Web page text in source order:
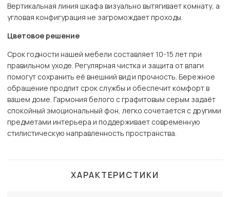
Вертикальная линия шкафа визуально вытягивает комнату, а
угловая конфигурация не загромождает проходы.
Цветовое решение
Срок годности нашей мебели составляет 10-15 лет при
правильном уходе. Регулярная чистка и защита от влаги
помогут сохранить её внешний вид и прочность. Бережное
обращение продлит срок службы и обеспечит комфорт в
вашем доме. Гармония белого с графитовым серым задаёт
спокойный эмоциональный фон, легко сочетается с другими
предметами интерьера и поддерживает современную
стилистическую направленность пространства.
ХАРАКТЕРИСТИКИ